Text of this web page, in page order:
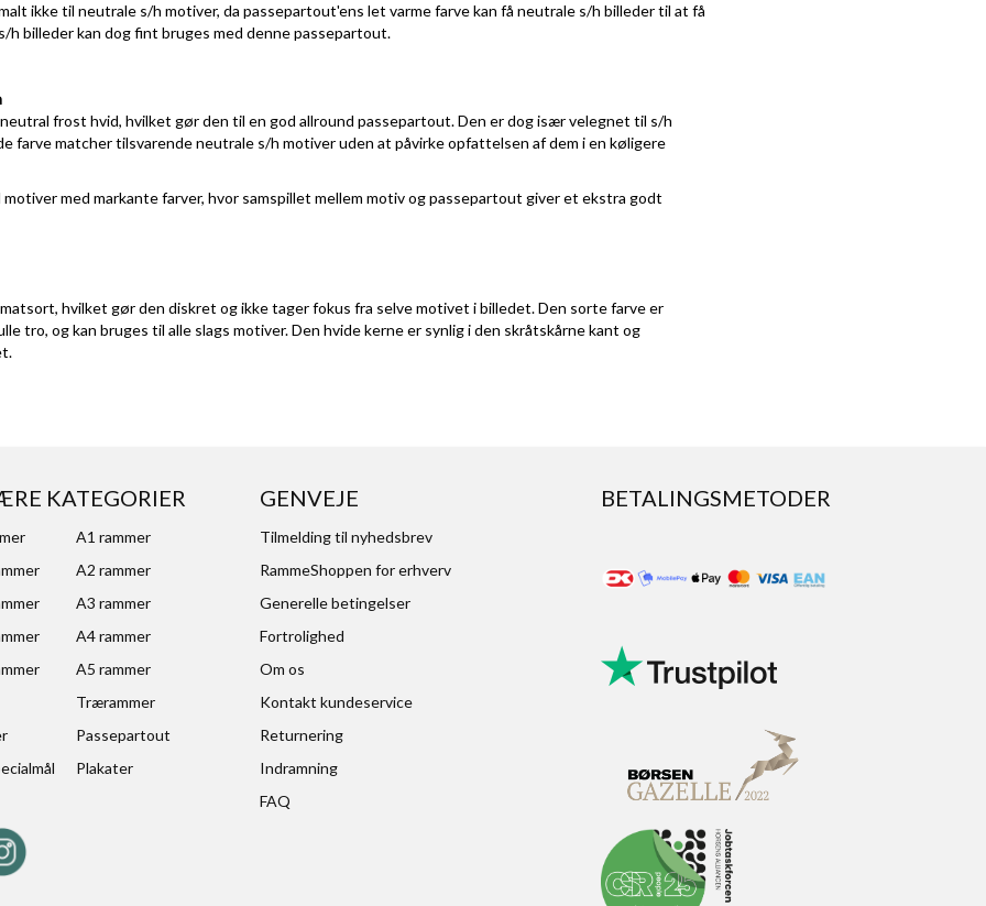
ikke til neutrale s/h motiver, da passepartout'ens let varme farve kan få neutrale s/h billeder til at få
billeder kan dog fint bruges med denne passepartout.
frost hvid, hvilket gør den til en god allround passepartout. Den er dog især velegnet til s/h
farve matcher tilsvarende neutrale s/h motiver uden at påvirke opfattelsen af dem i en køligere
med markante farver, hvor samspillet mellem motiv og passepartout giver et ekstra godt
hvilket gør den diskret og ikke tager fokus fra selve motivet i billedet. Den sorte farve er
tro, og kan bruges til alle slags motiver. Den hvide kerne er synlig i den skråtskårne kant og
KATEGORIER
A1 rammer
A2 rammer
A3 rammer
A4 rammer
A5 rammer
Trærammer
Passepartout
Plakater
GENVEJE
Tilmelding til nyhedsbrev
RammeShoppen for erhverv
Generelle betingelser
Fortrolighed
Om os
Kontakt kundeservice
Returnering
Indramning
FAQ
BETALINGSMETODER